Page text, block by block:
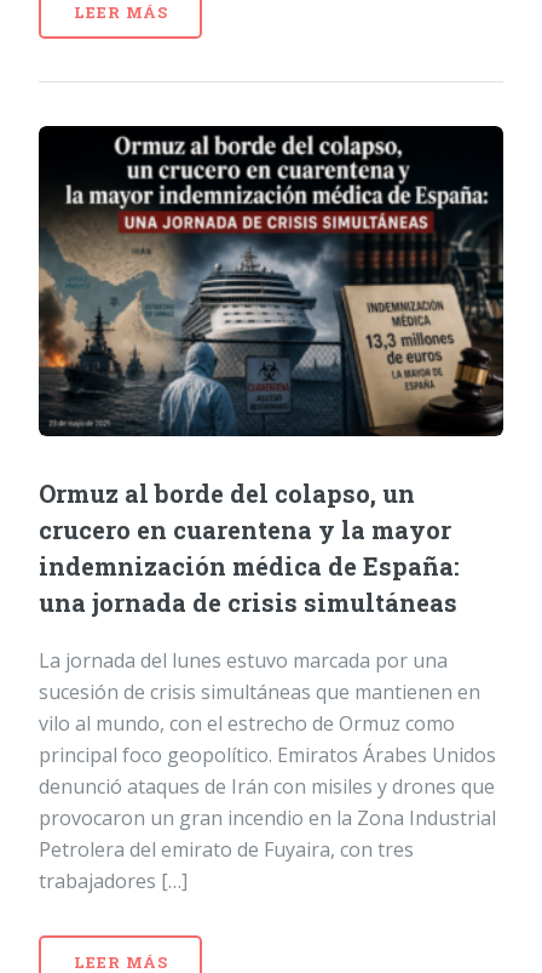
LEER MÁS
Ormuz al borde del colapso, un
crucero en cuarentena y la mayor
indemnización médica de España:
una jornada de crisis simultáneas
La jornada del lunes estuvo marcada por una
sucesión de crisis simultáneas que mantienen en
vilo al mundo, con el estrecho de Ormuz como
principal foco geopolítico. Emiratos Árabes Unidos
denunció ataques de Irán con misiles y drones que
provocaron un gran incendio en la Zona Industrial
Petrolera del emirato de Fuyaira, con tres
trabajadores […]
LEER MÁS